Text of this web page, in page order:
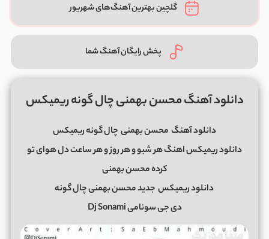
گلچین بهترین آهنگ‌های شهریور
پخش رایگان آهنگ شما
دانلود آهنگ محسن بهمنی چال گونه ریمیکس
دانلود آهنگ محسن بهمنی چال گونه ریمیکس
دانلود ریمیکس اهنگ هر شبو و هر روز و هر ساعت دل هوای تو
کرده محسن بهمنی
دانلود ریمیکس جدید محسن بهمنی چال گونه
دی جی سونامی Dj Sonami